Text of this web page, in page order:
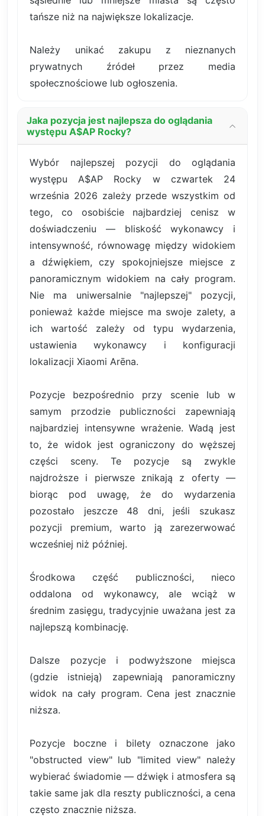
tańsze niż na największe lokalizacje.
Należy unikać zakupu z nieznanych
prywatnych źródeł przez media
społecznościowe lub ogłoszenia.
Jaka pozycja jest najlepsza do oglądania
występu A$AP Rocky?
Wybór najlepszej pozycji do oglądania
występu A$AP Rocky w czwartek 24
września 2026 zależy przede wszystkim od
tego, co osobiście najbardziej cenisz w
doświadczeniu — bliskość wykonawcy i
intensywność, równowagę między widokiem
a dźwiękiem, czy spokojniejsze miejsce z
panoramicznym widokiem na cały program.
Nie ma uniwersalnie "najlepszej" pozycji,
ponieważ każde miejsce ma swoje zalety, a
ich wartość zależy od typu wydarzenia,
ustawienia wykonawcy i konfiguracji
lokalizacji Xiaomi Arēna.
Pozycje bezpośrednio przy scenie lub w
samym przodzie publiczności zapewniają
najbardziej intensywne wrażenie. Wadą jest
to, że widok jest ograniczony do węższej
części sceny. Te pozycje są zwykle
najdroższe i pierwsze znikają z oferty —
biorąc pod uwagę, że do wydarzenia
pozostało jeszcze 48 dni, jeśli szukasz
pozycji premium, warto ją zarezerwować
wcześniej niż później.
Środkowa część publiczności, nieco
oddalona od wykonawcy, ale wciąż w
średnim zasięgu, tradycyjnie uważana jest za
najlepszą kombinację.
Dalsze pozycje i podwyższone miejsca
(gdzie istnieją) zapewniają panoramiczny
widok na cały program. Cena jest znacznie
niższa.
Pozycje boczne i bilety oznaczone jako
"obstructed view" lub "limited view" należy
wybierać świadomie — dźwięk i atmosfera są
takie same jak dla reszty publiczności, a cena
często znacznie niższa.